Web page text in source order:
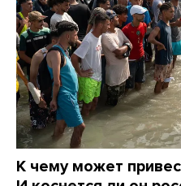
К чему может